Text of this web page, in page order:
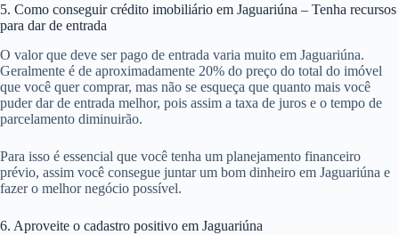
5. Como conseguir crédito imobiliário em Jaguariúna – Tenha recursos
para dar de entrada
O valor que deve ser pago de entrada varia muito em Jaguariúna.
Geralmente é de aproximadamente 20% do preço do total do imóvel
que você quer comprar, mas não se esqueça que quanto mais você
puder dar de entrada melhor, pois assim a taxa de juros e o tempo de
parcelamento diminuirão.
Para isso é essencial que você tenha um planejamento financeiro
prévio, assim você consegue juntar um bom dinheiro em Jaguariúna e
fazer o melhor negócio possível.
6. Aproveite o cadastro positivo em Jaguariúna